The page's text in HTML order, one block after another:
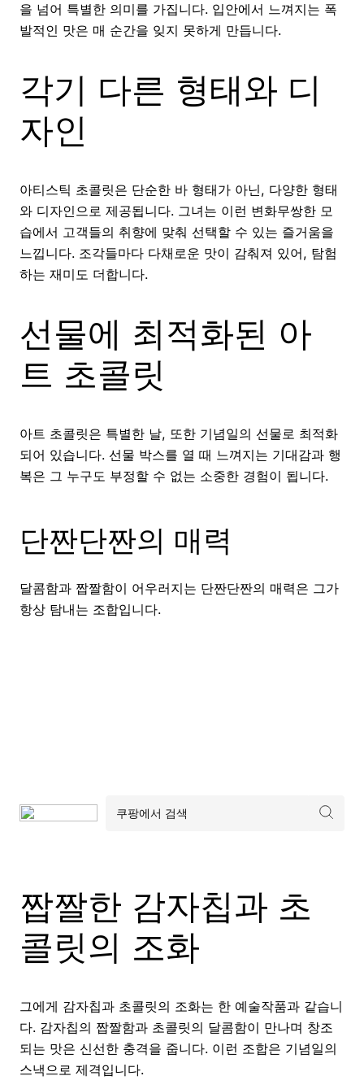
을 넘어 특별한 의미를 가집니다. 입안에서 느껴지는 폭
발적인 맛은 매 순간을 잊지 못하게 만듭니다.
각기 다른 형태와 디
자인
아티스틱 초콜릿은 단순한 바 형태가 아닌, 다양한 형태
와 디자인으로 제공됩니다. 그녀는 이런 변화무쌍한 모
습에서 고객들의 취향에 맞춰 선택할 수 있는 즐거움을
느낍니다. 조각들마다 다채로운 맛이 감춰져 있어, 탐험
하는 재미도 더합니다.
선물에 최적화된 아
트 초콜릿
아트 초콜릿은 특별한 날, 또한 기념일의 선물로 최적화
되어 있습니다. 선물 박스를 열 때 느껴지는 기대감과 행
복은 그 누구도 부정할 수 없는 소중한 경험이 됩니다.
단짠단짠의 매력
달콤함과 짭짤함이 어우러지는 단짠단짠의 매력은 그가
항상 탐내는 조합입니다.
짭짤한 감자칩과 초
콜릿의 조화
그에게 감자칩과 초콜릿의 조화는 한 예술작품과 같습니
다. 감자칩의 짭짤함과 초콜릿의 달콤함이 만나며 창조
되는 맛은 신선한 충격을 줍니다. 이런 조합은 기념일의
스낵으로 제격입니다.